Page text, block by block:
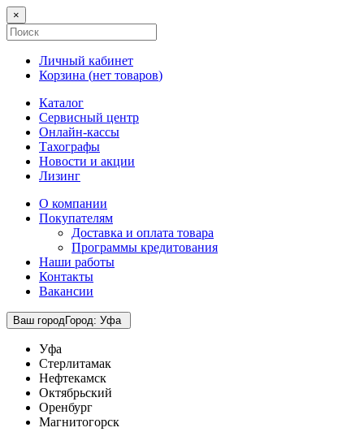
×
Личный кабинет
Корзина (нет товаров)
Каталог
Сервисный центр
Онлайн-кассы
Тахографы
Новости и акции
Лизинг
О компании
Покупателям
Доставка и оплата товара
Программы кредитования
Наши работы
Контакты
Вакансии
Ваш городГород: Уфа
Уфа
Стерлитамак
Нефтекамск
Октябрьский
Оренбург
Магнитогорск